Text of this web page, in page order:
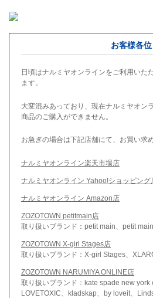
お客様各位
日頃はナルミヤオンラインをご利用いた
ます。
大変混みあっており、現在ナルミヤオン
商品のご購入ができません。
お急ぎの場合は下記店舗にて、お買い求
ナルミヤオンライン楽天市場店
ナルミヤオンライン Yahoo!ショッピング
ナルミヤオンライン Amazon店
ZOZOTOWN petitmain店
取り扱いブランド：petit main、petit
ZOZOTOWN X-girl Stages店
取り扱いブランド：X-girl Stages、
ZOZOTOWN NARUMIYA ONLINE店
取り扱いブランド：kate spade new york
LOVETOXIC、kladskap、by loveit、